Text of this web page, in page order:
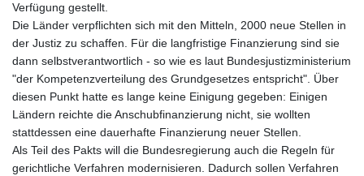
Verfügung gestellt.
Die Länder verpflichten sich mit den Mitteln, 2000 neue Stellen in
der Justiz zu schaffen. Für die langfristige Finanzierung sind sie
dann selbstverantwortlich - so wie es laut Bundesjustizministerium
"der Kompetenzverteilung des Grundgesetzes entspricht". Über
diesen Punkt hatte es lange keine Einigung gegeben: Einigen
Ländern reichte die Anschubfinanzierung nicht, sie wollten
stattdessen eine dauerhafte Finanzierung neuer Stellen.
Als Teil des Pakts will die Bundesregierung auch die Regeln für
gerichtliche Verfahren modernisieren. Dadurch sollen Verfahren